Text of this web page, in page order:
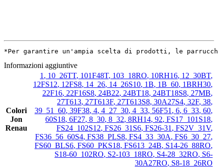
*Per garantire un'ampia scelta di prodotti, le
Informazioni aggiuntive
Colori
Jon
Renau
1 , 10_26TT, 101F48T, 103_18RO, 10RH16, 12_30BT,
12FS12, 12FS8, 14_26, 14_26S10, 1B, 1B_60, 1BRH30,
22F16, 22F16S8, 24B22, 24BT18, 24BT18S8, 27MB,
27T613, 27T613F, 27T613S8, 30A27S4, 32F, 38,
39_51_60, 39F38, 4, 4_27_30, 4_33, 56F51 , 6, 6_33, 60,
60S18, 6F27, 8_30, 8_32, 8RH14, 92, FS17_101S18,
FS24_102S12, FS26_31S6, FS26-31 , FS2V_31V,
FS36_56_60S4, FS38_PLS8, FS4_33_30A, FS6_30_27,
FS60_BLS6, FS60_PKS18, FS613_24B, S14-26_88RO,
S18-60_102RO, S2-103_18RO, S4-28_32RO, S6-
30A27RO, S8-18_26RO